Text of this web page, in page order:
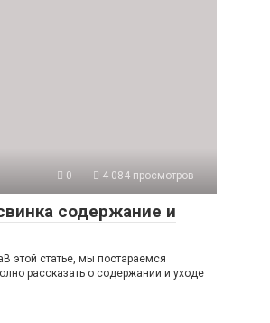
0 4 084 просмотров
содержание и
этой статье, мы постараемся
рассказать о содержании и уходе